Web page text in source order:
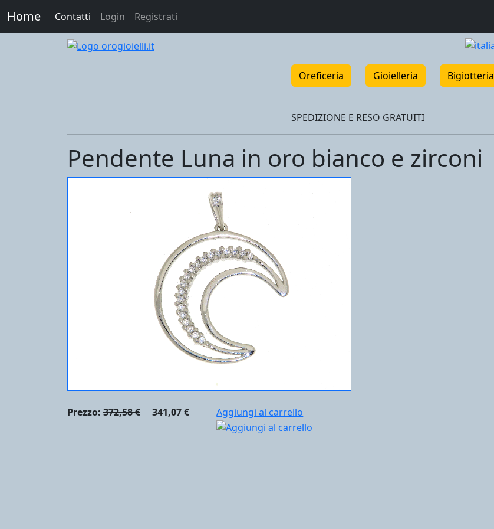
Home Contatti Login Registrati
Oreficeria Gioielleria Bigiotteria
SPEDIZIONE E RESO GRATUITI
Pendente Luna in oro bianco e zirconi
Prezzo: 372,58 € 341,07 € Aggiungi al carrello